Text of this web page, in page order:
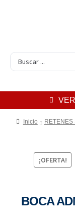
Inicio RETENES
¡OFERTA!
BOCA